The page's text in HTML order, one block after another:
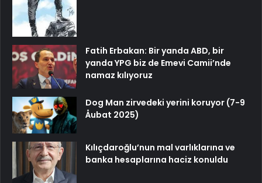
Fatih Erbakan: Bir yanda ABD, bir
yanda YPG biz de Emevi Camii’nde
namaz kılıyoruz
Dog Man zirvedeki yerini koruyor (7-9
Åubat 2025)
Kılıçdaroğlu’nun mal varlıklarına ve
banka hesaplarına haciz konuldu